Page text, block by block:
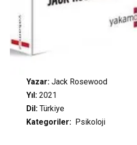
Yazar:Jack Rosewood
Yıl:2021
Dil:Türkiye
Kategoriler:Psikoloji